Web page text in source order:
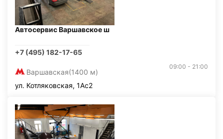
Автосервис Варшавское ш
+7 (495) 182-17-65
Варшавская(1400 м)
09:00 - 21:00
ул. Котляковская, 1Ас2